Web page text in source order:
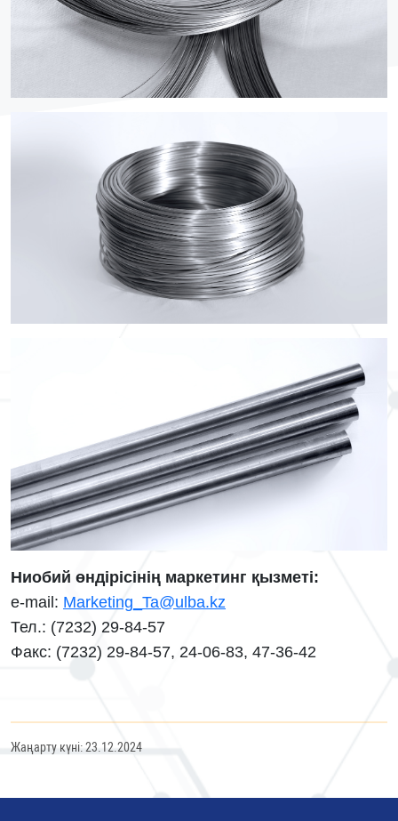
Ниобий өндірісінің маркетинг қызметі:
e-mail: Marketing_Ta@ulba.kz
Тел.: (7232) 29-84-57
Факс: (7232) 29-84-57, 24-06-83, 47-36-42
Жаңарту күні: 23.12.2024